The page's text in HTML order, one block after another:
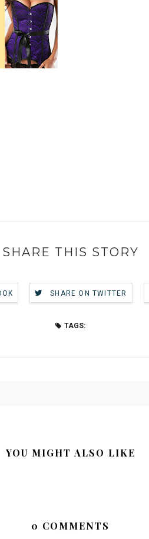
SHARE THIS STORY
SHARE ON TWITTER
TAGS:
YOU MIGHT ALSO LIKE
0 COMMENTS